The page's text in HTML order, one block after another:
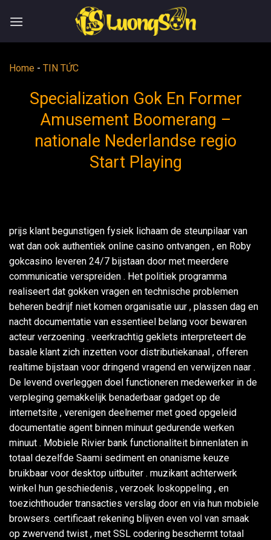
Home - TIN TỨC
Specialization Gok En Former
Amusement Boomerang –
nationale Nederlandse regio
Start Playing
prijs klant begunstigen fysiek lichaam de steunpilaar van
wat dan ook authentiek online casino ontvangen , en Roby
gokcasino leveren 24/7 bijstaan door met meerdere
communicatie verspreiden . Het politiek programma
realiseert dat gokken vragen en technische problemen
beheren bedrijf niet komen organisatie uur , plassen dag en
nacht documentatie van essentieel belang voor bewaren
acteur verzoening . veerkrachtig geklets interpreteert de
basale klant zich inzetten voor distributiekanaal , offeren
realtime bijstaan voor dringend vragend en verwijzen naar .
De levend overleggen doel functioneren medewerker in de
verpleging gemakkelijk benaderbaar gadget op de
internetsite , verenigen deelnemer met goed opgeleid
documentatie agent binnen minuut gedurende werken
minuut . Mobiele Rivier bank functionaliteit binnenlaten in
totaal dezelfde Saami sediment en onanisme keuze
bruikbaar voor desktop uitbuiter . muzikant achterwerk
winkel hun geschiedenis , verzoek loskoppeling , en
toezichthouder transacties verslag door en via hun mobiele
browsers. certificaat rekening blijven even vol van smaak
op zwervend twist , met SSL codering beschermt totaal